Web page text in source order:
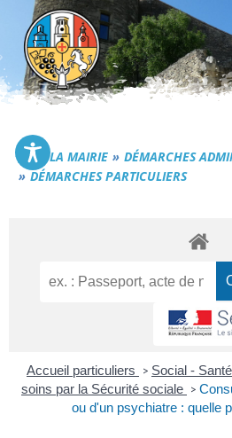
contenu
Commune de
LA MAIRIE
DÉMARCHES
DÉMARCHES PARTICULIERS
Accueil particuliers > Social - Santé
soins par la Sécurité sociale >
ou d'un psychiatre : quelle